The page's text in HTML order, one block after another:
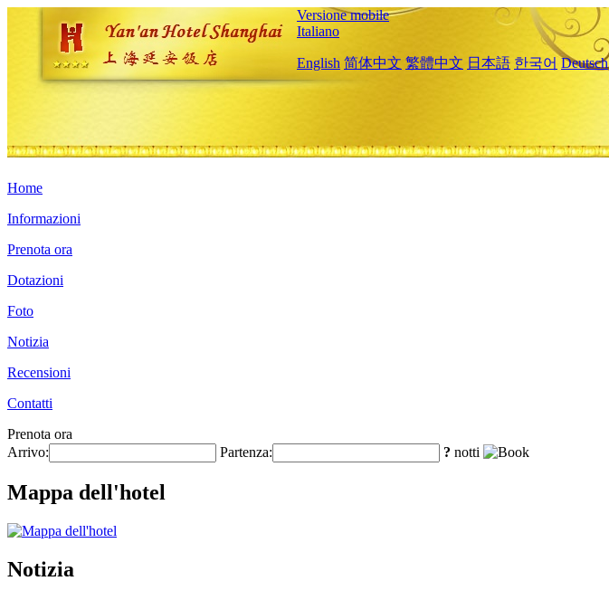
Versione mobile
Italiano
English 简体中文 繁體中文 日本語 한국어 Deutsch
Home
Informazioni
Prenota ora
Dotazioni
Foto
Notizia
Recensioni
Contatti
Prenota ora
Arrivo:
Partenza: ? notti
Mappa dell'hotel
Notizia